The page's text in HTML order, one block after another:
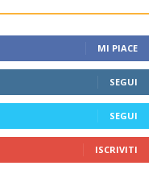
MI PIACE
SEGUI
SEGUI
ISCRIVITI